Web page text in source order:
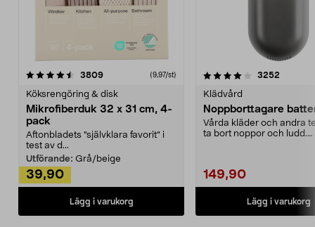
3809recensioner (9,97/st)
Köksrengöring & disk
Mikrofiberduk 32 x 31 cm, 4-
pack
Aftonbladets "självklara favorit” i
test av d...
Utförande: Grå/beige
39,90
Lägg i varukorg
4.0av 5 stjärnor 3252
Klädvård
Noppborttagare
Vårda kläder och andra
ta bort noppor och ludd.
149,90
Lägg i varukorg
4.5av 5 stjärnor